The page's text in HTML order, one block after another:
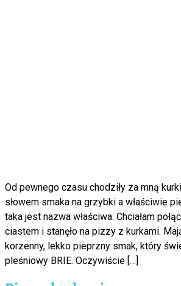
Od pewnego czasu chodziły za mną
słowem smaka na grzybki a właściwie
taka jest nazwa właściwa. Chciałam
ciastem i stanęło na pizzy z kurkami.
korzenny, lekko pieprzny smak, który
pleśniowy BRIE. Oczywiście […]